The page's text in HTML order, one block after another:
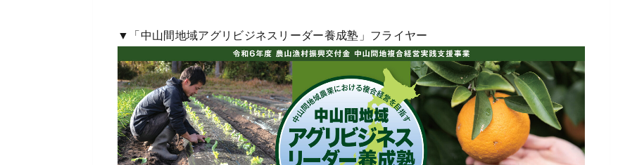
▼「中山間地域アグリビジネスリーダー養成塾」フライヤー